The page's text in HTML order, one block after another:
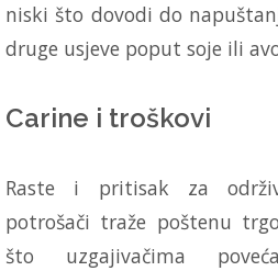
niski što dovodi do
druge usjeve poput soje ili
Carine i troškovi
Raste i pritisak za
potrošači traže poštenu
što uzgajivačima